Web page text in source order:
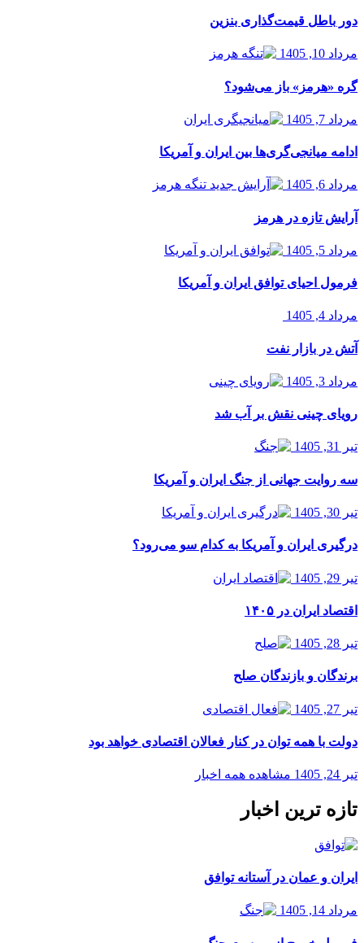
دور باطل قیمت‌گذاری بنزین
مرداد 10, 1405
گره «هرمز» باز می‌شود؟
مرداد 7, 1405
ادامه میانجی‌گری‌ها بین ایران و آمریکا
مرداد 6, 1405
آرایش تازه در هرمز
مرداد 5, 1405
فرمول احیای توافق ایران و آمریکا
مرداد 4, 1405
آتش در بازار نفت
مرداد 3, 1405
رویای چینی نقش بر آب شد
تیر 31, 1405
سه روایت جهانی از جنگ ایران و آمریکا
تیر 30, 1405
درگیری ایران و آمریکا به کدام سو می‌رود؟
تیر 29, 1405
اقتصاد ایران در ۱۴۰۵
تیر 28, 1405
برندگان و بازندگان صلح
تیر 27, 1405
دولت با همه توان در کنار فعالان اقتصادی خواهد بود
تیر 24, 1405 مشاهده همه اخبار
تازه ترین اخبار
ایران و عمان در آستانه توافق
مرداد 14, 1405